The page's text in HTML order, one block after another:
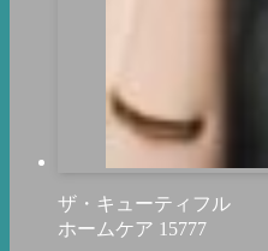
ザ・キューティフル
ホームケア 15777